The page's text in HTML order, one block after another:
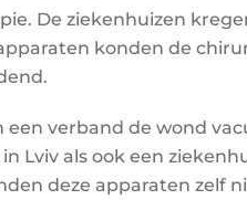
De ziekenhuizen
konden de
een verband de wond
Lviv als ook een
deze apparaten zelf